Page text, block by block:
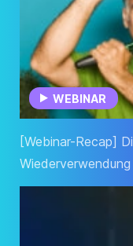
WEBINAR
[Webinar-Recap]